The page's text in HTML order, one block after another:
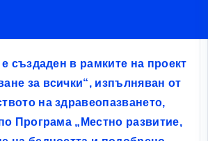
е създаден в рамките на проект
за всички“, изпълняван от
на здравеопазването,
Програма „Местно развитие,